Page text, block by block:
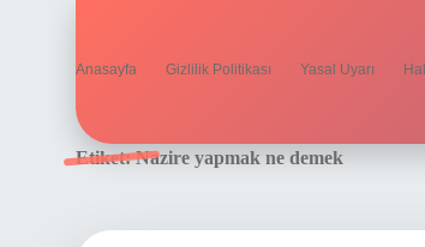
Anasayfa Gizlilik Politikası Yasal Uyarı
Etiket:Nazire yapmak ne demek